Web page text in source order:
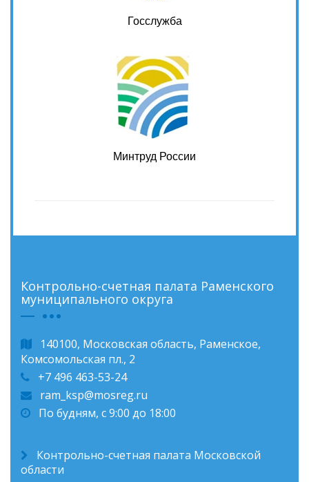
Госслужба
Минтруд России
Контрольно-счетная палата Раменского
муниципального округа
140100, Московская область, Раменское,
Комсомольская пл., 2
+7 496 463-53-24
ram_ksp@mosreg.ru
По будням, с 9:00 до 18:00
Контрольно-счетная палата Московской
области